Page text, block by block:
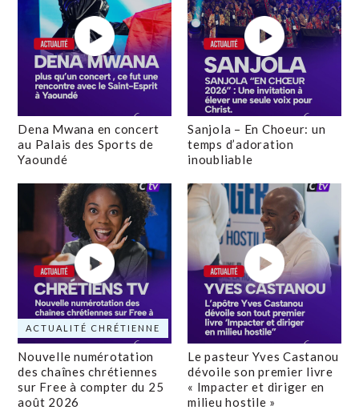
Dena Mwana en concert
au Palais des Sports de
Yaoundé
Sanjola – En Choeur: un
temps d’adoration
inoubliable
ACTUALITÉ CHRÉTIENNE
Nouvelle numérotation
des chaînes chrétiennes
sur Free à compter du 25
août 2026
Le pasteur Yves Castanou
dévoile son premier livre
« Impacter et diriger en
milieu hostile »